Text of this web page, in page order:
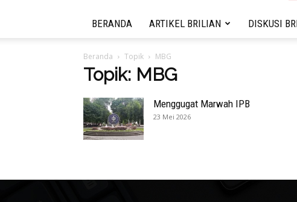
BERANDA ARTIKEL BRILIAN DISKUSI
Beranda Topik MBG
Topik: MBG
Menggugat Marwah IPB
23 Mei 2026